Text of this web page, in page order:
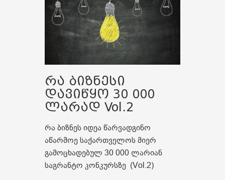
რა ბიზნესი
დავიწყო 30 000
ლარად Vol.2
რა ბიზნეს იდეა წარვადგინო
აწარმოე საქართველოს მიერ
გამოცხადებულ 30 000 ლარიან
საგრანტო კონკურსზე (Vol.2)